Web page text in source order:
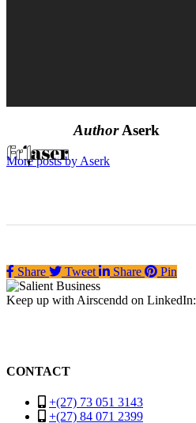
AuthorAserk
More posts by Aserk
Share Tweet Share Pin
Keep up with Airscendd on LinkedIn:
CONTACT
+(27) 73 051 3143
+(27) 84 071 2399